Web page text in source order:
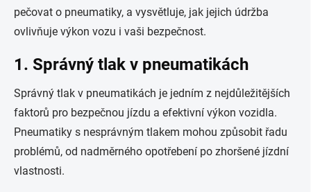
pečovat o pneumatiky, a vysvětluje, jak jejich údržba
ovlivňuje výkon vozu i vaši bezpečnost.
1. Správný tlak v pneumatikách
Správný tlak v pneumatikách je jedním z nejdůležitějších
faktorů pro bezpečnou jízdu a efektivní výkon vozidla.
Pneumatiky s nesprávným tlakem mohou způsobit řadu
problémů, od nadměrného opotřebení po zhoršené jízdní
vlastnosti.